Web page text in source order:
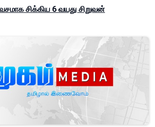
சிக்கிய 6 வயது சிறுவன்